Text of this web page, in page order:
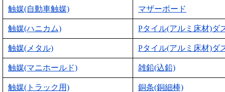
触媒(自動車触媒) マザーボード
触媒(ハニカム) Pタイル(アルミ床材)ダ
触媒(メタル) Pタイル(アルミ床材)ダ
触媒(マニホールド) 雑鉛(込鉛)
触媒(トラック用) 銅条(銅細棒)